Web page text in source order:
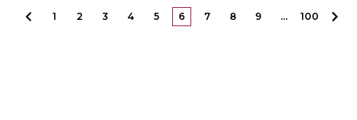
1 2 3 4 5 6 7 8 9 … 100